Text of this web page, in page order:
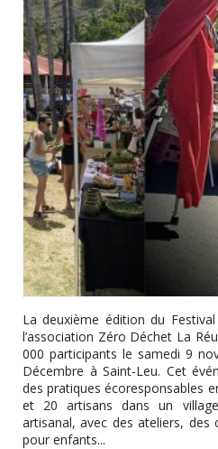
La deuxième édition du
l’association Zéro Déchet La
000 participants le samedi 9
Décembre à Saint-Leu. Cet
des pratiques écoresponsables
et 20 artisans dans un
artisanal, avec des ateliers, des
pour enfants...